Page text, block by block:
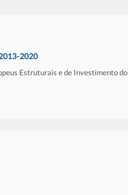
2020
Estruturais e de Investimento do